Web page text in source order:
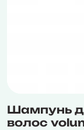
Шампунь
волос